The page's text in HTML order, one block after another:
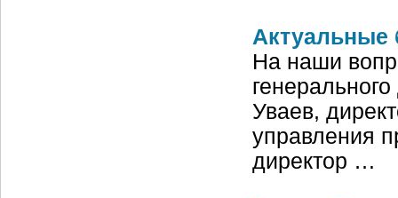
Актуальные
На наши
Уваев,
управления
директор …